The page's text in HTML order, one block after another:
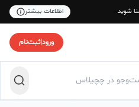
شوید اطلاعات بیشتر
ورود|ثبت‌نام